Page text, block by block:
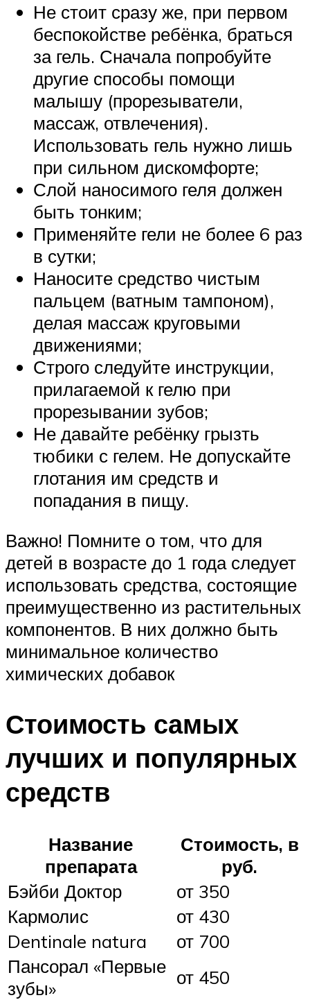
Не стоит сразу же, при первом
беспокойстве ребёнка, браться
за гель. Сначала попробуйте
другие способы помощи
малышу (прорезыватели,
массаж, отвлечения).
Использовать гель нужно лишь
при сильном дискомфорте;
Слой наносимого геля должен
быть тонким;
Применяйте гели не более 6 раз
в сутки;
Наносите средство чистым
пальцем (ватным тампоном),
делая массаж круговыми
движениями;
Строго следуйте инструкции,
прилагаемой к гелю при
прорезывании зубов;
Не давайте ребёнку грызть
тюбики с гелем. Не допускайте
глотания им средств и
попадания в пищу.
Важно! Помните о том, что для
детей в возрасте до 1 года следует
использовать средства, состоящие
преимущественно из растительных
компонентов. В них должно быть
минимальное количество
химических добавок
Стоимость самых
лучших и популярных
средств
Название
препарата
Стоимость, в
руб.
Бэйби Доктор
от 350
Кармолис
от 430
Dentinale natura
от 700
Пансорал «Первые
зубы»
от 450